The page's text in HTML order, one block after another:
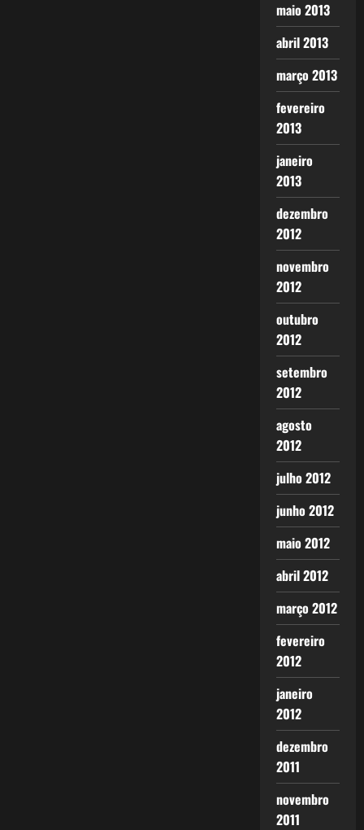
maio 2013
abril 2013
março 2013
fevereiro
2013
janeiro
2013
dezembro
2012
novembro
2012
outubro
2012
setembro
2012
agosto
2012
julho 2012
junho 2012
maio 2012
abril 2012
março 2012
fevereiro
2012
janeiro
2012
dezembro
2011
novembro
2011